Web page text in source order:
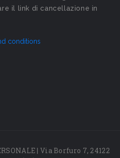
il link di cancellazione in
conditions
| Via Borfuro 7, 24122